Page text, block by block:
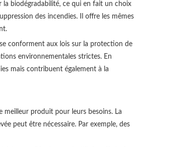
la biodégradabilité, ce qui en fait un choix
des incendies. Il offre les mêmes
conforment aux lois sur la protection de
environnementales strictes. En
mais contribuent également à la
meilleur produit pour leurs besoins. La
peut être nécessaire. Par exemple, des